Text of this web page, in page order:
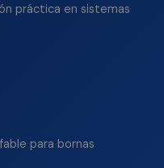
práctica en sistemas
para bornas